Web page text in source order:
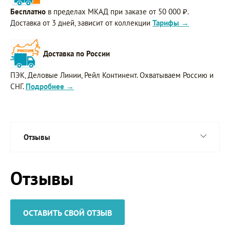
Бесплатно в пределах МКАД при заказе от 50 000 ₽.
Доставка от 3 дней, зависит от коллекции Тарифы →
Доставка по России
ПЭК, Деловые Линии, Рейл Континент. Охватываем Россию и
СНГ. Подробнее →
Отзывы
Отзывы
ОСТАВИТЬ СВОЙ ОТЗЫВ